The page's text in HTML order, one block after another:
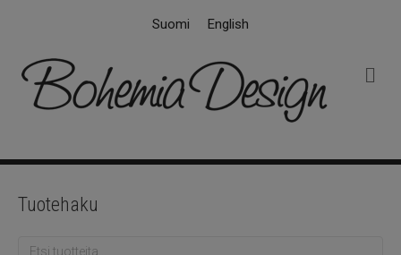
Suomi English
k
Tuotehaku
Etsi: